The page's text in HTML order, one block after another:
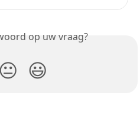
op uw vraag?
😐 😃